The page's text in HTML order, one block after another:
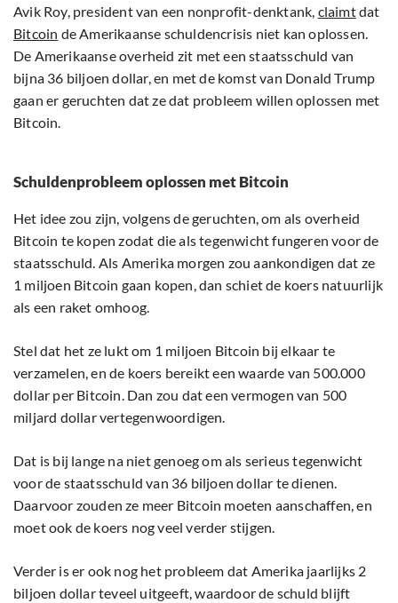
Avik Roy, president van een nonprofit-denktank, claimtdat
Bitcoin de Amerikaanse schuldencrisis niet kan oplossen.
De Amerikaanse overheid zit met een staatsschuld van
bijna 36 biljoen dollar, en met de komst van Donald Trump
gaan er geruchten dat ze dat probleem willen oplossen met
Bitcoin.
Schuldenprobleem oplossen met Bitcoin
Het idee zou zijn, volgens de geruchten, om als overheid
Bitcoin te kopen zodat die als tegenwicht fungeren voor de
staatsschuld. Als Amerika morgen zou aankondigen dat ze
1 miljoen Bitcoin gaan kopen, dan schiet de koers natuurlijk
als een raket omhoog.
Stel dat het ze lukt om 1 miljoen Bitcoin bij elkaar te
verzamelen, en de koers bereikt een waarde van 500.000
dollar per Bitcoin. Dan zou dat een vermogen van 500
miljard dollar vertegenwoordigen.
Dat is bij lange na niet genoeg om als serieus tegenwicht
voor de staatsschuld van 36 biljoen dollar te dienen.
Daarvoor zouden ze meer Bitcoin moeten aanschaffen, en
moet ook de koers nog veel verder stijgen.
Verder is er ook nog het probleem dat Amerika jaarlijks 2
biljoen dollar teveel uitgeeft, waardoor de schuld blijft